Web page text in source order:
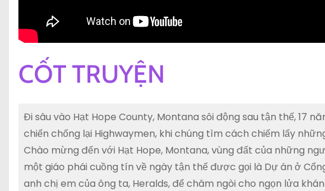
CỐT TRUYỆN
Đi sâu vào Hạt Hope County, Montana sôi động sau tận thế, 17
chiến chống lại Highwaymen, khi chúng tìm cách chiếm lấy
Chào mừng đến với Hạt Hope, Montana, vùng đất của những
một giáo phái cuồng tín về ngày tận thế được gọi là Dự án ở
anh chị em của ông ta, Heralds, để châm ngòi cho ngọn lửa